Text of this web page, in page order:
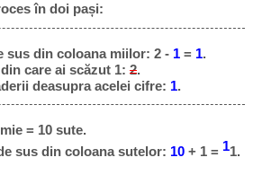
în doi pași:
sus din coloana miilor: 2 - 1 = 1.
care ai scăzut 1: 2.
deasupra acelei cifre: 1.
= 10 sute.
sus din coloana sutelor: 10 + 1 = 11.